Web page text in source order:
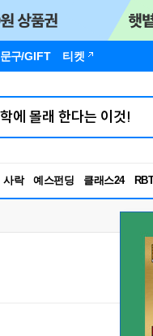
문구/GIFT 티켓
사락 예스펀딩 클래스24
독